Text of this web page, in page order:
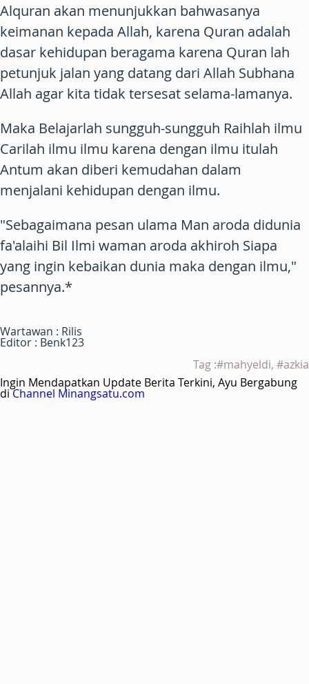
Alquran akan menunjukkan bahwasanya
keimanan kepada Allah, karena Quran adalah
dasar kehidupan beragama karena Quran lah
petunjuk jalan yang datang dari Allah Subhana
Allah agar kita tidak tersesat selama-lamanya.
Maka Belajarlah sungguh-sungguh Raihlah ilmu
Carilah ilmu ilmu karena dengan ilmu itulah
Antum akan diberi kemudahan dalam
menjalani kehidupan dengan ilmu.
"Sebagaimana pesan ulama Man aroda didunia
fa'alaihi Bil Ilmi waman aroda akhiroh Siapa
yang ingin kebaikan dunia maka dengan ilmu,"
pesannya.*
Wartawan : Rilis
Editor : Benk123
Tag :#mahyeldi, #azkia
Ingin Mendapatkan Update Berita Terkini, Ayu Bergabung
diChannel Minangsatu.com